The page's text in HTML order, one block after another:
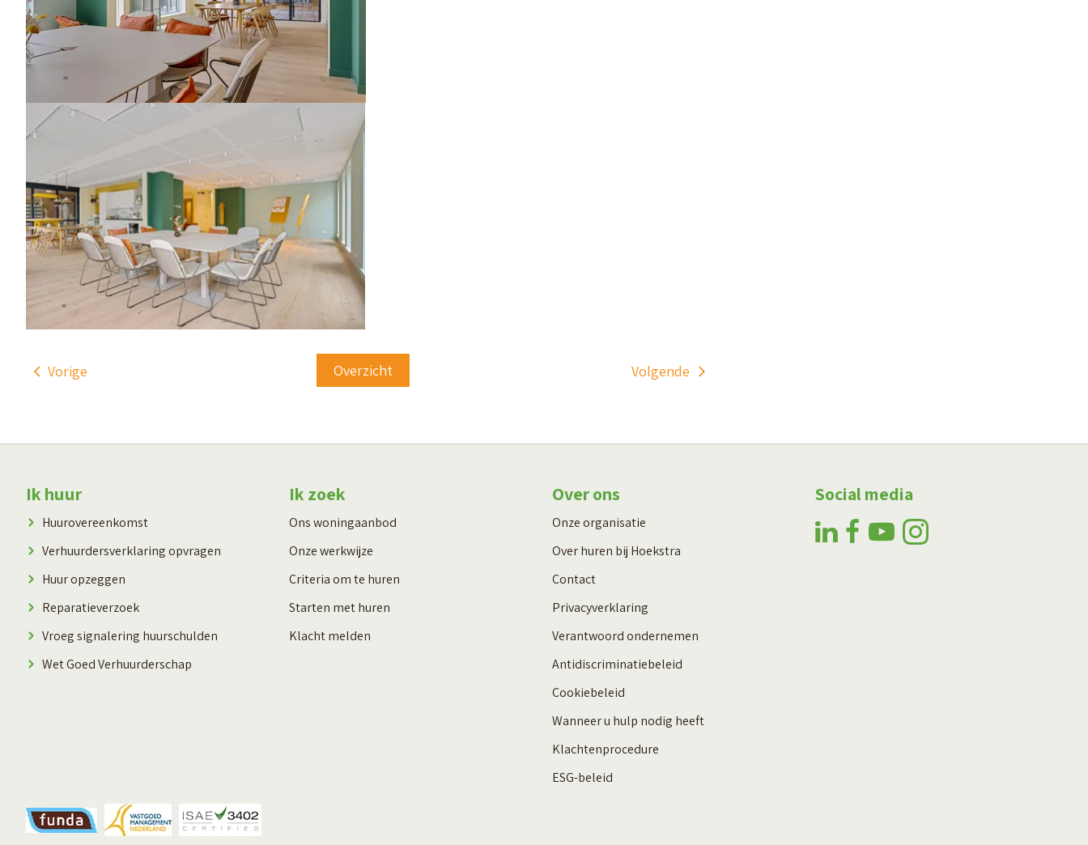
Volgende
Overzicht
Vorige
Contactinformatie
Ik huur
Huurovereenkomst
Verhuurdersverklaring opvragen
Huur opzeggen
Reparatieverzoek
Vroeg signalering huurschulden
Wet Goed Verhuurderschap
Ik zoek
Ons woningaanbod
Onze werkwijze
Criteria om te huren
Starten met huren
Klacht melden
Over ons
Onze organisatie
Over huren bij Hoekstra
Contact
Privacyverklaring
Verantwoord ondernemen
Antidiscriminatiebeleid
Cookiebeleid
Wanneer u hulp nodig heeft
Klachtenprocedure
ESG-beleid
Social media